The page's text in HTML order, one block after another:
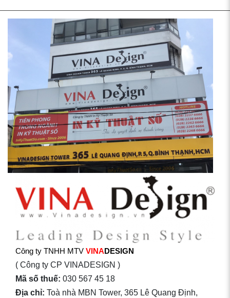
Công ty TNHH MTV VINADESIGN
( Công ty CP VINADESIGN )
Mã số thuế: 030 567 45 18
Địa chỉ: Toà nhà MBN Tower, 365 Lê Quang Định,